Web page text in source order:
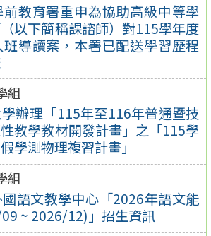
教育署重申為協助高級中等學
以下簡稱課諮師）對115學年度
導讀案，本署已配送學習歷程
組
辦理「115年至116年普通暨技
教學教材開發計畫」之「115學
學測物理複習計畫」
組
語文教學中心「2026年語文能
~ 2026/12)」招生資訊